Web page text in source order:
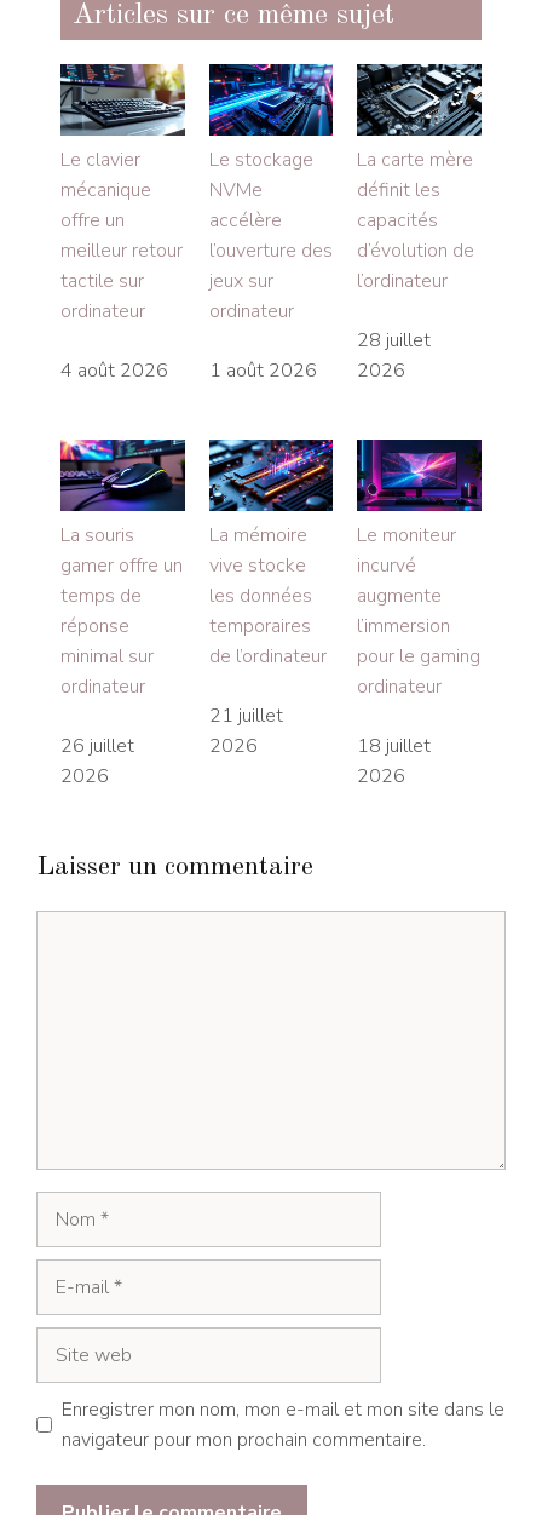
Articles sur ce même sujet
Le clavier
mécanique
offre un
meilleur retour
tactile sur
ordinateur
4 août 2026
Le stockage
NVMe
accélère
l’ouverture des
jeux sur
ordinateur
1 août 2026
La carte mère
définit les
capacités
d’évolution de
l’ordinateur
28 juillet
2026
La souris
gamer offre un
temps de
réponse
minimal sur
ordinateur
26 juillet
2026
La mémoire
vive stocke
les données
temporaires
de l’ordinateur
21 juillet
2026
Le moniteur
incurvé
augmente
l’immersion
pour le gaming
ordinateur
18 juillet
2026
Laisser un commentaire
mail
web
Enregistrer mon nom, mon e-mail et mon site dans le
navigateur pour mon prochain commentaire.